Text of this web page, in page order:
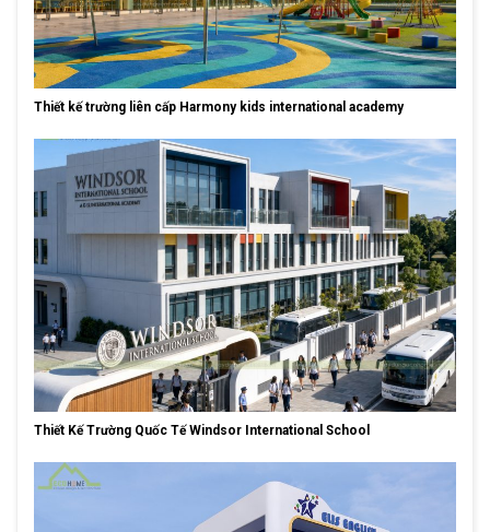
Thiết kế trường liên cấp Harmony kids international academy
Thiết Kế Trường Quốc Tế Windsor International School